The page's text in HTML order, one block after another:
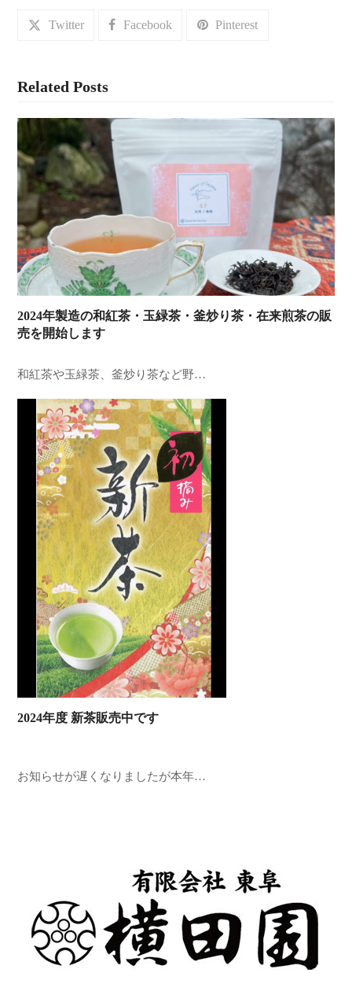
Twitter Facebook Pinterest
Related Posts
2024年製造の和紅茶・玉緑茶・釜炒り茶・在来煎茶の販
売を開始します
和紅茶や玉緑茶、釜炒り茶など野…
2024年度 新茶販売中です
お知らせが遅くなりましたが本年…